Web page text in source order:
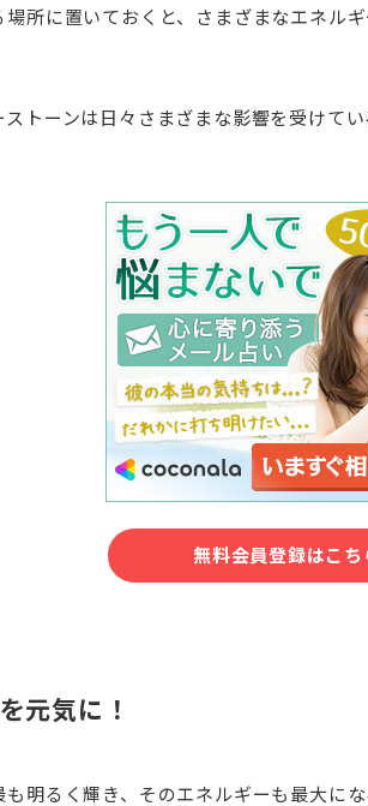
所に置いておくと、さまざまなエネル
ストーンは日々さまざまな影響を受けて
無料会員登録はこち
元気に！
明るく輝き、そのエネルギーも最大に